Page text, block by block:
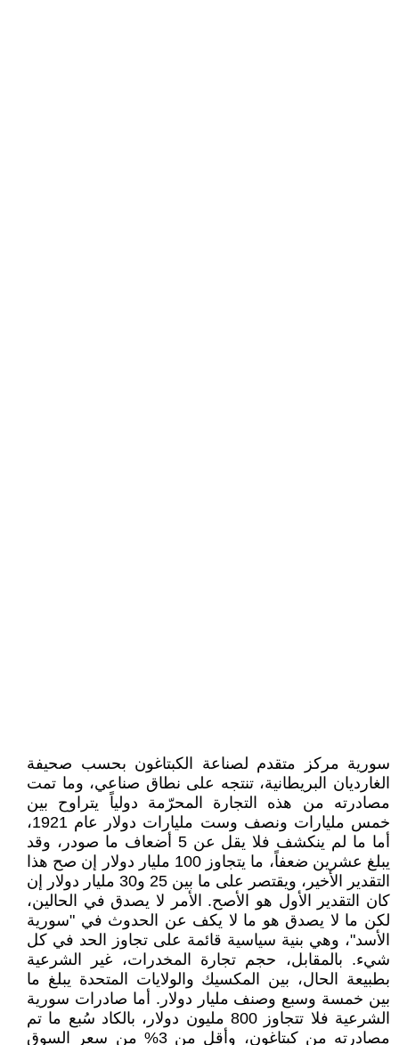
سورية مركز متقدم لصناعة الكبتاغون بحسب صحيفة
الغارديان البريطانية، تنتجه على نطاق صناعي، وما تمت
مصادرته من هذه التجارة المحرّمة دولياً يتراوح بين
خمس مليارات ونصف وست مليارات دولار عام 1921،
أما ما لم ينكشف فلا يقل عن 5 أضعاف ما صودر، وقد
يبلغ عشرين ضعفاً، ما يتجاوز 100 مليار دولار إن صح هذا
التقدير الأخير، ويقتصر على ما بين 25 و30 مليار دولار إن
كان التقدير الأول هو الأصح. الأمر لا يصدق في الحالين،
لكن ما لا يصدق هو ما لا يكف عن الحدوث في "سورية
الأسد"، وهي بنية سياسية قائمة على تجاوز الحد في كل
شيء. بالمقابل، حجم تجارة المخدرات، غير الشرعية
بطبيعة الحال، بين المكسيك والولايات المتحدة يبلغ ما
بين خمسة وسبع وصنف مليار دولار. أما صادرات سورية
الشرعية فلا تتجاوز 800 مليون دولار، بالكاد سُبع ما تم
مصادرته من كبتاغون، وأقل من 3% من سعر السوق